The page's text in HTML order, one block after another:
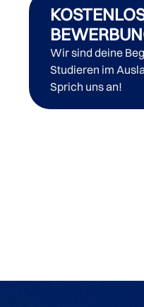
Wir sind deine
Studieren im
Sprich uns an!